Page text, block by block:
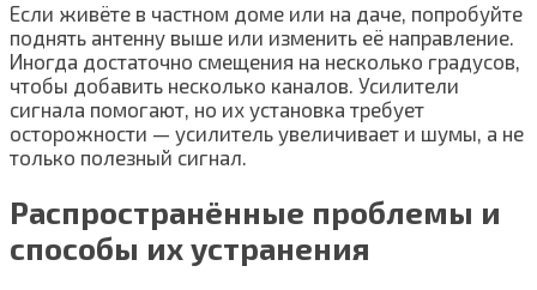
Если живёте в частном доме или на даче, попробуйте
поднять антенну выше или изменить её направление.
Иногда достаточно смещения на несколько градусов,
чтобы добавить несколько каналов. Усилители
сигнала помогают, но их установка требует
осторожности — усилитель увеличивает и шумы, а не
только полезный сигнал.
Распространённые проблемы и
способы их устранения